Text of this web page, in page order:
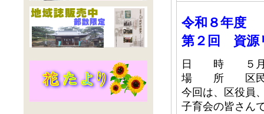
令和８年度
第２回 資源
日 時 ５月３
場 所 区民
今回は、区役員
子育会の皆さん